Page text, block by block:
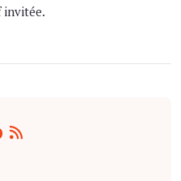
invitée.